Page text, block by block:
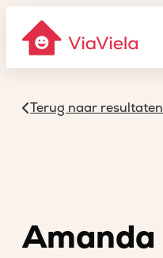
Terug naar resultaten
Amanda